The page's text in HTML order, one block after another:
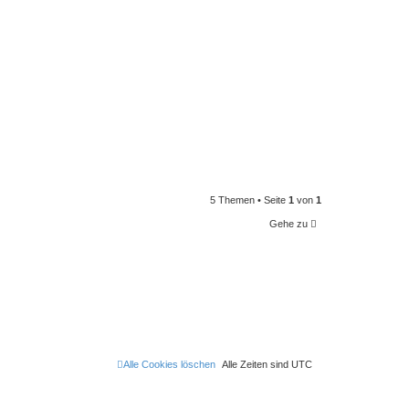
5 Themen • Seite 1 von 1
Gehe zu
Alle Zeiten sind UTC
Alle Cookies löschen